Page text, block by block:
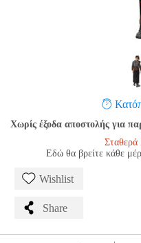
Χωρίς έξοδα αποστολής για
Σταθερά
Εδώ θα βρείτε κάθε
Wishlist
Share